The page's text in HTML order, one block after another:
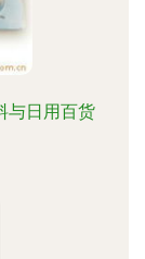
与日用百货